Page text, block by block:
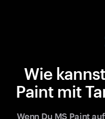
Wie
Paint mit
Wenn Du MS Paint